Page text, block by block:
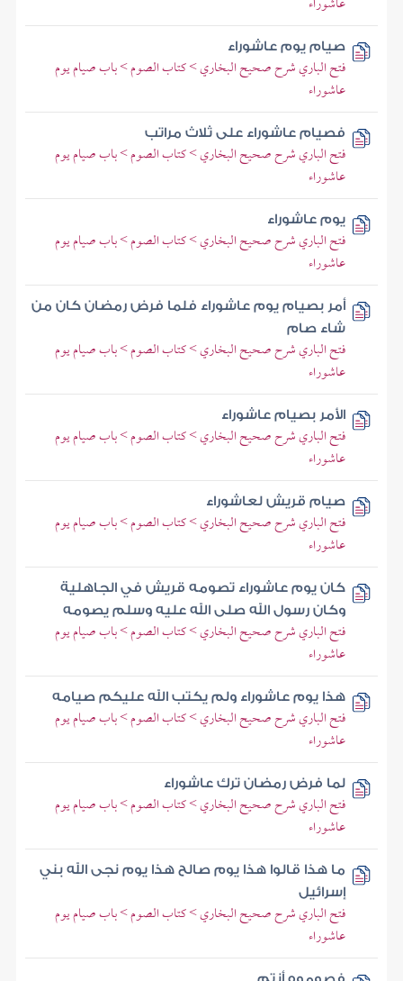
صيام يوم عاشوراء
فتح الباري شرح صحيح البخاري > كتاب الصوم > باب صيام يوم
عاشوراء
فصيام عاشوراء على ثلاث مراتب
فتح الباري شرح صحيح البخاري > كتاب الصوم > باب صيام يوم
عاشوراء
يوم عاشوراء
فتح الباري شرح صحيح البخاري > كتاب الصوم > باب صيام يوم
عاشوراء
أمر بصيام يوم عاشوراء فلما فرض رمضان كان من
شاء صام
فتح الباري شرح صحيح البخاري > كتاب الصوم > باب صيام يوم
عاشوراء
الأمر بصيام عاشوراء
فتح الباري شرح صحيح البخاري > كتاب الصوم > باب صيام يوم
عاشوراء
صيام قريش لعاشوراء
فتح الباري شرح صحيح البخاري > كتاب الصوم > باب صيام يوم
عاشوراء
كان يوم عاشوراء تصومه قريش في الجاهلية
وكان رسول الله صلى الله عليه وسلم يصومه
فتح الباري شرح صحيح البخاري > كتاب الصوم > باب صيام يوم
عاشوراء
هذا يوم عاشوراء ولم يكتب الله عليكم صيامه
فتح الباري شرح صحيح البخاري > كتاب الصوم > باب صيام يوم
عاشوراء
لما فرض رمضان ترك عاشوراء
فتح الباري شرح صحيح البخاري > كتاب الصوم > باب صيام يوم
عاشوراء
ما هذا قالوا هذا يوم صالح هذا يوم نجى الله بني
إسرائيل
فتح الباري شرح صحيح البخاري > كتاب الصوم > باب صيام يوم
عاشوراء